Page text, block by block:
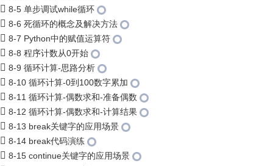
8-5 单步调试while循环
8-6 死循环的概念及解决方法
8-7 Python中的赋值运算符
8-8 程序计数从0开始
8-9 循环计算-思路分析
8-10 循环计算-0到100数字累加
8-11 循环计算-偶数求和-准备偶数
8-12 循环计算-偶数求和-计算结果
8-13 break关键字的应用场景
8-14 break代码演练
8-15 continue关键字的应用场景